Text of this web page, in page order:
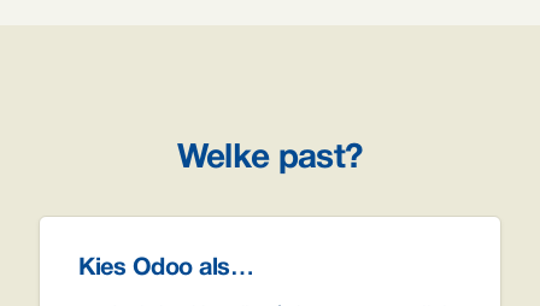
Welke past?
Kies Odoo als…